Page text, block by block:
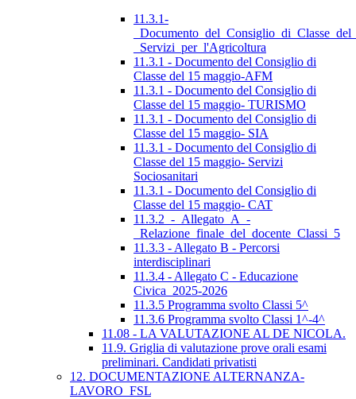
11.3.1-
_Servizi_per_l'Agricoltura
11.3.1 - Documento del Consiglio di
Classe del 15 maggio-AFM
11.3.1 - Documento del Consiglio di
Classe del 15 maggio- TURISMO
11.3.1 - Documento del Consiglio di
Classe del 15 maggio- SIA
11.3.1 - Documento del Consiglio di
Classe del 15 maggio- Servizi
Sociosanitari
11.3.1 - Documento del Consiglio di
Classe del 15 maggio- CAT
11.3.2_-_Allegato_A_-
_Relazione_finale_del_docente_Classi_5
11.3.3 - Allegato B - Percorsi
interdisciplinari
11.3.4 - Allegato C - Educazione
Civica_2025-2026
11.3.5 Programma svolto Classi 5^
11.3.6 Programma svolto Classi 1^-4^
11.08 - LA VALUTAZIONE AL DE NICOLA.
11.9. Griglia di valutazione prove orali esami
preliminari. Candidati privatisti
12. DOCUMENTAZIONE ALTERNANZA-
LAVORO_FSL